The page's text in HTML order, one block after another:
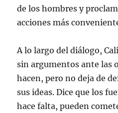
de los hombres y
acciones más
A lo largo del diálogo,
sin argumentos ante las
hacen, pero no deja de
sus ideas. Dice que los
hace falta, pueden